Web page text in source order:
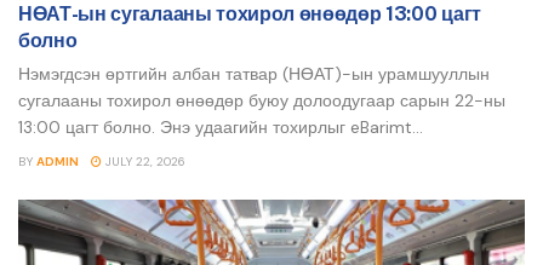
НӨАТ-ын сугалааны тохирол өнөөдөр 13:00 цагт
болно
Нэмэгдсэн өртгийн албан татвар (НӨАТ)-ын урамшууллын
сугалааны тохирол өнөөдөр буюу долоодугаар сарын 22-ны
13:00 цагт болно. Энэ удаагийн тохирлыг eBarimt...
BY ADMIN JULY 22, 2026